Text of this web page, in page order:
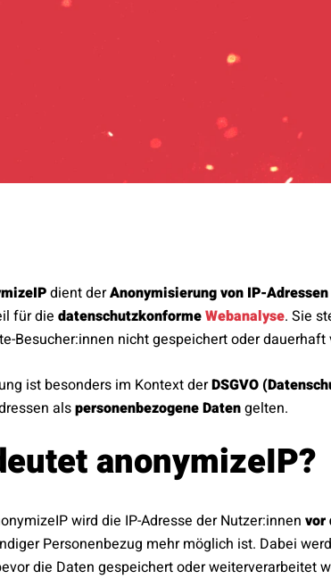
dient derAnonymisierung von IP-Adressen
für die datenschutzkonformeWebanalyse. Sie
Besucher:innen nicht gespeichert oder
ist besonders im Kontext derDSGVO
alspersonenbezogene Datengelten.
anonymizeIP?
wird die IP-Adresse der Nutzer:innen vor
Personenbezug mehr möglich ist. Dabei
die Daten gespeichert oder weiterverarbeitet